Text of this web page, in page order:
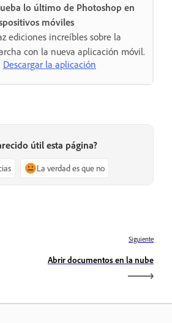
lo último de Photoshop en
móviles
ediciones increíbles sobre la
con la nueva aplicación móvil.
Descargar la aplicación
útil esta página?
La verdad es que no
Siguiente
Abrir documentos en la nube